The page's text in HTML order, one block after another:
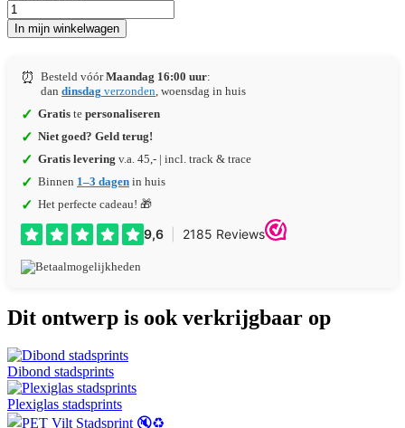
In mijn winkelwagen
⏰ Besteld vóórMaandag 16:00 uur:
dan dinsdag verzonden , woensdag in huis
✓ Gratis te personaliseren
✓ Niet goed? Geld terug!
✓ Gratis levering v.a. 45,- | incl. track & trace
✓ Binnen 1–3 dagen in huis
✓ Het perfecte cadeau! 🎁
Dit ontwerp is ook verkrijgbaar op
Dibond stadsprints
Plexiglas stadsprints